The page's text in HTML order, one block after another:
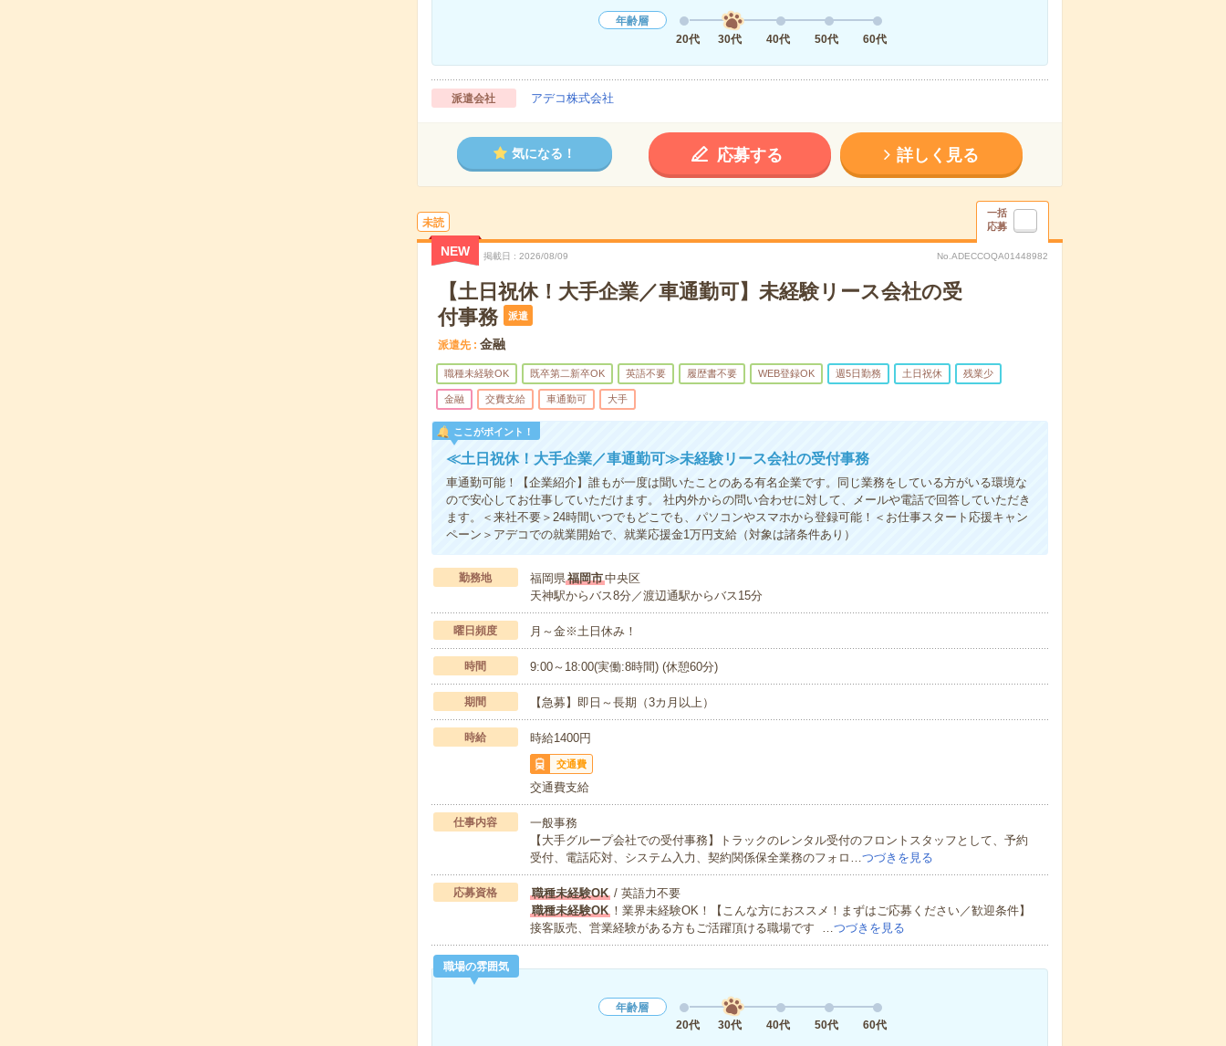
年齢層
20代
30代 40代 50代 60代
派遣会社 アデコ株式会社
気になる！ 応募する 詳しく見る
未読
一括
応募
NEW 掲載日 2026/08/09 No.ADECCOQA01448982
【土日祝休！大手企業／車通勤可】未経験リース会社の受
付事務
派遣
派遣先 金融
職種未経験OK 既卒第二新卒OK 英語不要 履歴書不要 WEB登録OK 週5日勤務 土日祝休 残業少
金融 交費支給 車通勤可 大手
ここがポイント！
≪土日祝休！大手企業／車通勤可≫未経験リース会社の受付事務
車通勤可能！【企業紹介】誰もが一度は聞いたことのある有名企業です。同じ業務をしている方がいる環境な
ので安心してお仕事していただけます。 社内外からの問い合わせに対して、メールや電話で回答していただき
ます。＜来社不要＞24時間いつでもどこでも、パソコンやスマホから登録可能！＜お仕事スタート応援キャン
ペーン＞アデコでの就業開始で、就業応援金1万円支給（対象は諸条件あり）
勤務地 福岡県福岡市中央区
天神駅からバス8分／渡辺通駅からバス15分
曜日頻度 月～金※土日休み！
時間 9:00～18:00(実働:8時間) (休憩60分)
期間 【急募】即日～長期（3カ月以上）
時給 時給1400円
交通費
交通費支給
仕事内容
一般事務
【大手グループ会社での受付事務】トラックのレンタル受付のフロントスタッフとして、予約
受付、電話応対、システム入力、契約関係保全業務のフォロ… つづきを見る
応募資格 職種未経験OK/ 英語力不要
職種未経験OK ！業界未経験OK！【こんな方におススメ！まずはご応募ください／歓迎条件】
接客販売、営業経験がある方もご活躍頂ける職場です … つづきを見る
職場の雰囲気
年齢層
20代
30代 40代 50代 60代